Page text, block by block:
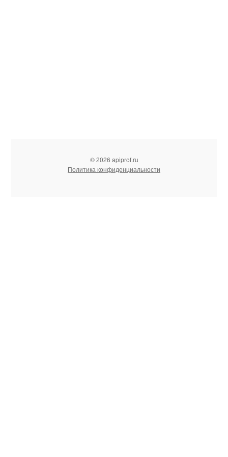
© 2026 apiprof.ru
Политика конфиденциальности